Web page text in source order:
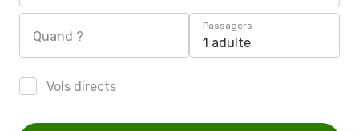
Quand ?
Passagers
1 adulte
Vols directs